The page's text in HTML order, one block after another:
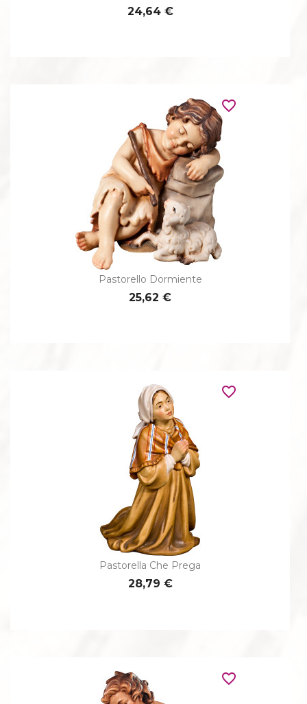
24,64 €
Pastorello Dormiente
25,62 €
favorite_border
Pastorella Che Prega
28,79 €
favorite_border
favorite_border